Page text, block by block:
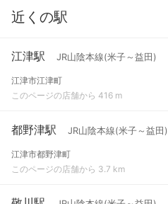
近くの駅
江津駅 JR山陰本線(米子～益田)
江津市江津町
このページの店舗から 416 m
都野津駅 JR山陰本線(米子～益田)
江津市都野津町
このページの店舗から 3.7 km